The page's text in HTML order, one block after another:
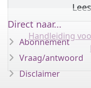
Handleiding
Direct naar...
Abonnement
Vraag/antwoord
Disclaimer